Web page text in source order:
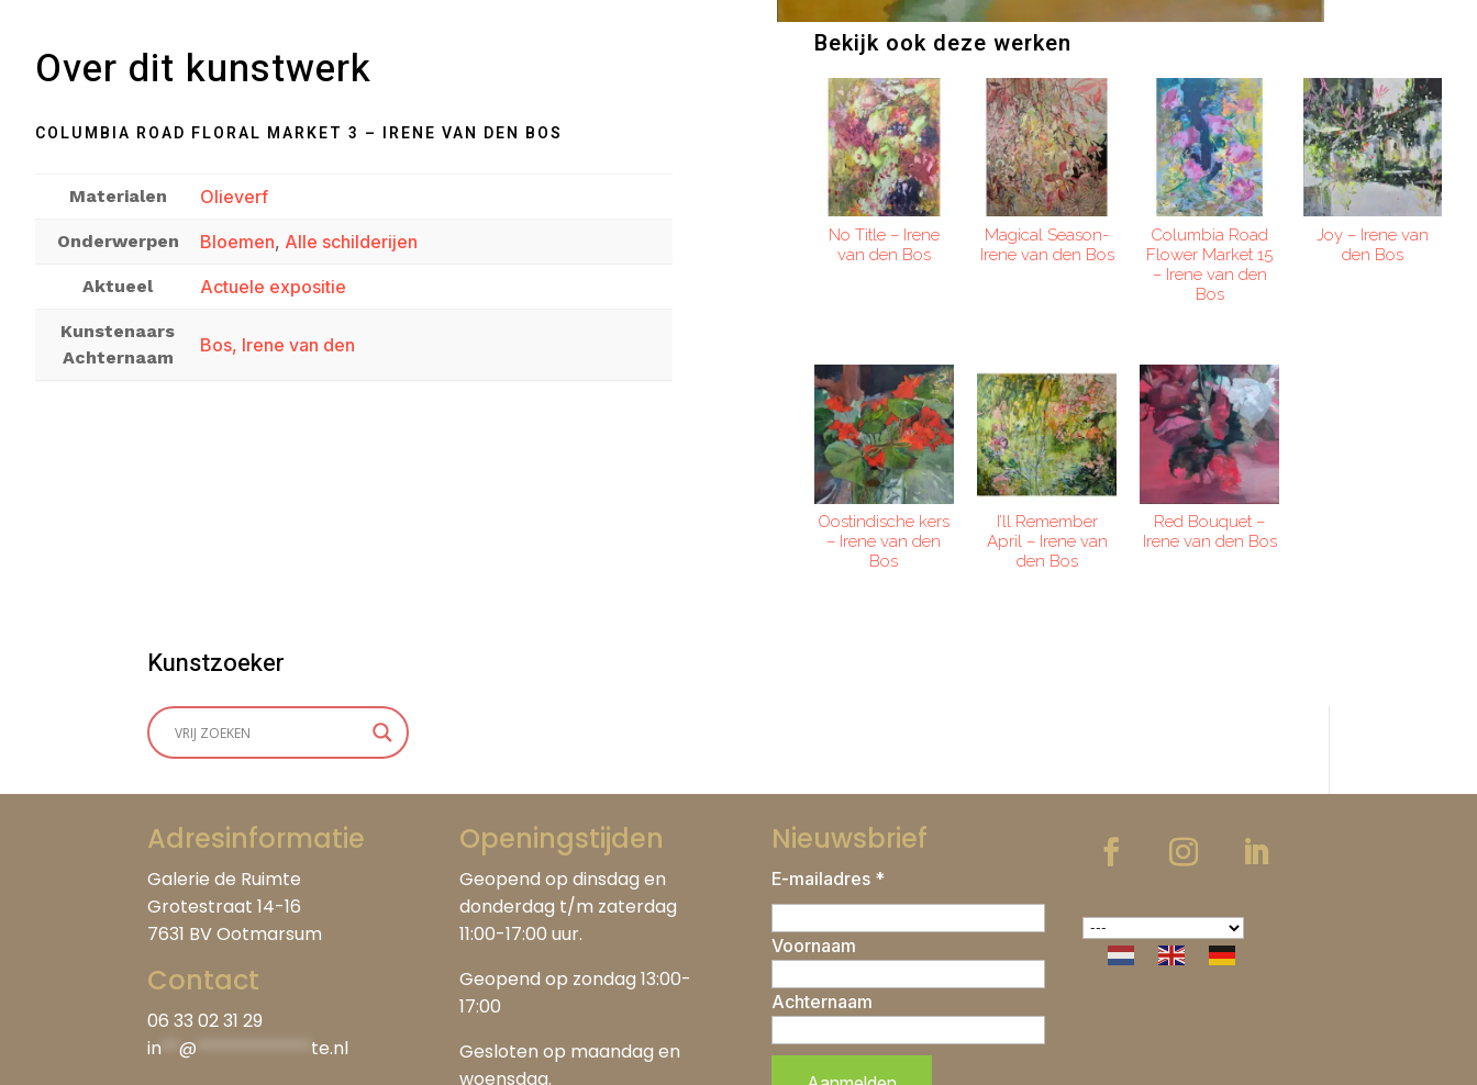
Over dit kunstwerk
COLUMBIA ROAD FLORAL MARKET 3 – IRENE VAN DEN BOS
Materialen Olieverf
Onderwerpen Bloemen, Alle schilderijen
Aktueel Actuele expositie
Kunstenaars
Achternaam
Bos, Irene van den
Bekijk ook deze werken
No Title – Irene
van den Bos
Magical Season-
Irene van den Bos
Columbia Road
Flower Market 15
– Irene van den
Bos
Joy – Irene van
den Bos
Oostindische kers
– Irene van den
Bos
I’ll Remember
April – Irene van
den Bos
Red Bouquet –
Irene van den Bos
Kunstzoeker
Adresinformatie
Galerie de Ruimte
Grotestraat 14-16
7631 BV Ootmarsum
Contact
06 33 02 31 29
in **@
te.nl
Openingstijden
Geopend op dinsdag en
donderdag t/m zaterdag
11:00-17:00 uur.
Geopend op zondag 13:00-
17:00
Gesloten op maandag en
woensdag.
Nieuwsbrief
E-mailadres *
Voornaam
Achternaam